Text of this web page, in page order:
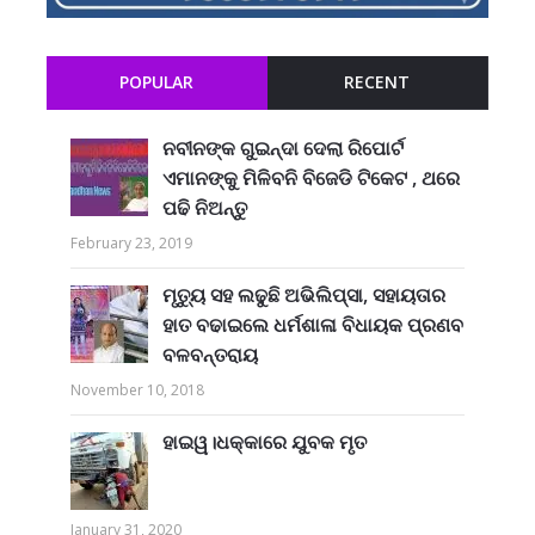
POPULAR RECENT
ନବୀନଙ୍କ ଗୁଇନ୍ଦା ଦେଲା ରିପୋର୍ଟ
ଏମାନଙ୍କୁ ମିଳିବନି ବିଜେଡି ଟିକେଟ , ଥରେ
ପଢି ନିଅନ୍ତୁ
February 23, 2019
ମୃତ୍ୟୁ ସହ ଲଢୁଛି ଅଭିଲିପ୍ସା, ସହାୟତାର
ହାତ ବଢାଇଲେ ଧର୍ମଶାଳା ବିଧାୟକ ପ୍ରଣବ
ବଳବନ୍ତରାୟ
November 10, 2018
ହାଇୱ।ଧକ୍କାରେ ଯୁବକ ମୃତ
January 31, 2020